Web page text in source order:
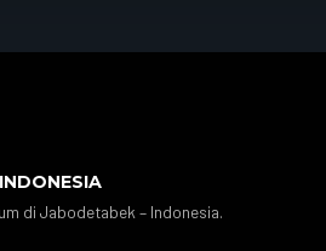
di Jabodetabek – Indonesia.